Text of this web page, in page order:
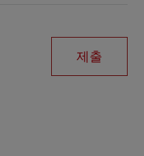
제출